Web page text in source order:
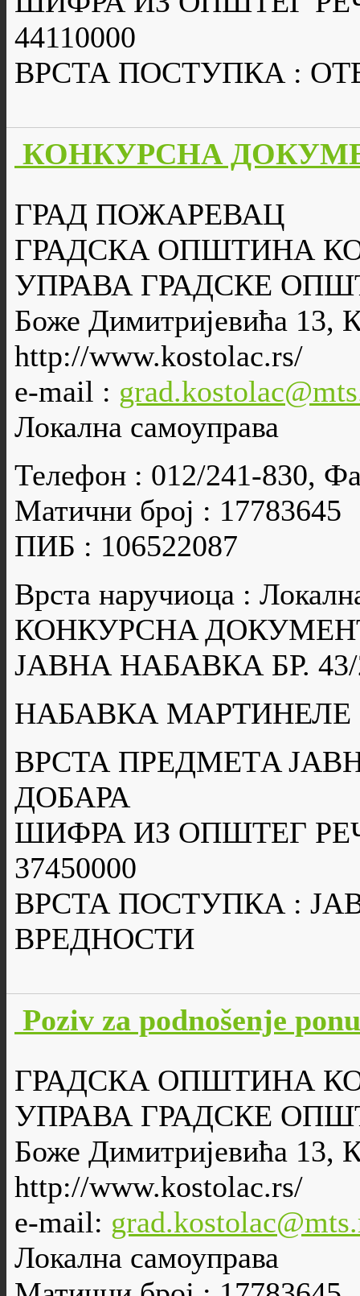
44110000
ВРСТА ПОСТУПКА :
КОНКУРСНА
ГРАД ПОЖАРЕВАЦ
ГРАДСКА ОПШТИНА
УПРАВА ГРАДСКЕ
Боже Димитријевића 13,
http://www.kostolac.rs/
e-mail :
Локална самоуправа
Телефон : 012/241-830,
Матични број : 17783645
ПИБ : 106522087
Врста наручиоца :
КОНКУРСНA
ЈАВНА НАБАВКА БР. 43/
НАБАВКА МАРТИНЕЛЕ
ВРСТА ПРЕДМЕТA
ДОБАРА
ШИФРА ИЗ ОПШТЕГ
37450000
ВРСТА ПОСТУПКА :
ВРЕДНОСТИ
Poziv za podnošenje
ГРАДСКА ОПШТИНА
УПРАВА ГРАДСКЕ
Боже Димитријевића 13,
http://www.kostolac.rs/
e-mail:
Локална самоуправа